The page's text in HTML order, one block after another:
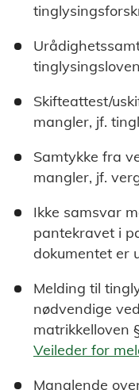
Skifteattest/
mangler, jf.
Samtykke fra
mangler, jf.
Ikke samsvar
pantekravet i
dokumentet er
Melding til
nødvendige
matrikkelloven
Veileder for
Manglende